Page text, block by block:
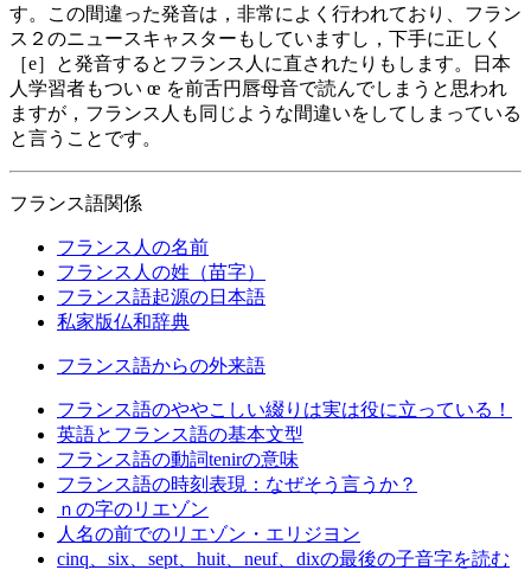
す。この間違った発音は，非常によく行われており、フラン
ス２のニュースキャスターもしていますし，下手に正しく
［e］と発音するとフランス人に直されたりもします。日本
人学習者もつい œ を前舌円唇母音で読んでしまうと思われ
ますが，フランス人も同じような間違いをしてしまっている
と言うことです。
フランス語関係
フランス人の名前
フランス人の姓（苗字）
フランス語起源の日本語
私家版仏和辞典
フランス語からの外来語
フランス語のややこしい綴りは実は役に立っている！
英語とフランス語の基本文型
フランス語の動詞tenirの意味
フランス語の時刻表現：なぜそう言うか？
ｎの字のリエゾン
人名の前でのリエゾン・エリジヨン
cinq、six、sept、huit、neuf、dixの最後の子音字を読む